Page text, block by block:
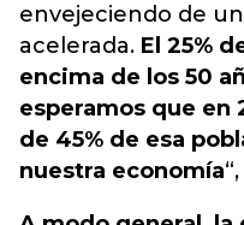
envejeciendo de
acelerada. El 25%
encima de los 50
esperamos que en
de 45% de esa
nuestra economía“,